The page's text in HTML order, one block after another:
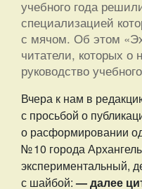
учебного года
специализацией
с мячом. Об этом
читатели, которых о
руководство
Вчера к нам в
с просьбой о
о расформировании
№ 10 города
экспериментальный,
с шайбой:— далее